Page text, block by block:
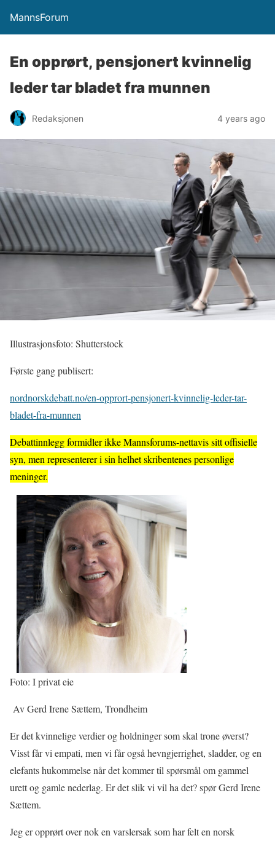
MannsForum
En opprørt, pensjonert kvinnelig
leder tar bladet fra munnen
Redaksjonen 4 years ago
Illustrasjonsfoto: Shutterstock
Første gang publisert:
nordnorskdebatt.no/en-opprort-pensjonert-kvinnelig-leder-tar-
bladet-fra-munnen
Debattinnlegg formidler ikke Mannsforums-nettavis sitt offisielle
syn, men representerer i sin helhet skribentenes personlige
meninger.
Foto: I privat eie
Av Gerd Irene Sættem, Trondheim
Er det kvinnelige verdier og holdninger som skal trone øverst?
Visst får vi empati, men vi får også hevngjerrighet, sladder, og en
elefants hukommelse når det kommer til spørsmål om gammel
urett og gamle nederlag. Er det slik vi vil ha det? spør Gerd Irene
Sættem.
Jeg er opprørt over nok en varslersak som har felt en norsk